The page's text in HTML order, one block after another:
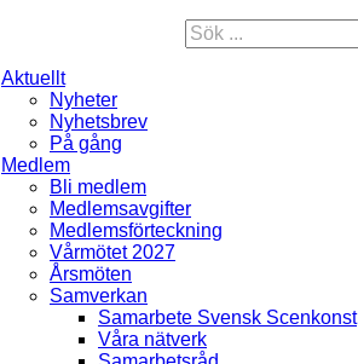
Aktuellt
Nyheter
Nyhetsbrev
På gång
Medlem
Bli medlem
Medlemsavgifter
Medlemsförteckning
Vårmötet 2027
Årsmöten
Samverkan
Samarbete Svensk Scenkonst
Våra nätverk